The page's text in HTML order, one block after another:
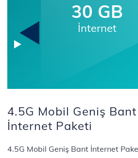
30 GB
İnternet
4.5G Mobil Geniş
İnternet Paketi
4.5G Mobil Geniş Bant İnternet